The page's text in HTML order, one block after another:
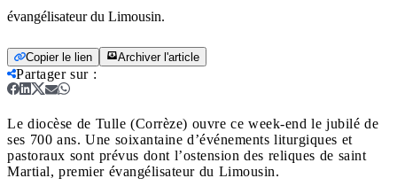
évangélisateur du Limousin.
Copier le lien Archiver l'article
Partager sur:
Le diocèse de Tulle (Corrèze) ouvre ce week-end le jubilé de
ses 700 ans. Une soixantaine d’événements liturgiques et
pastoraux sont prévus dont l’ostension des reliques de saint
Martial, premier évangélisateur du Limousin.